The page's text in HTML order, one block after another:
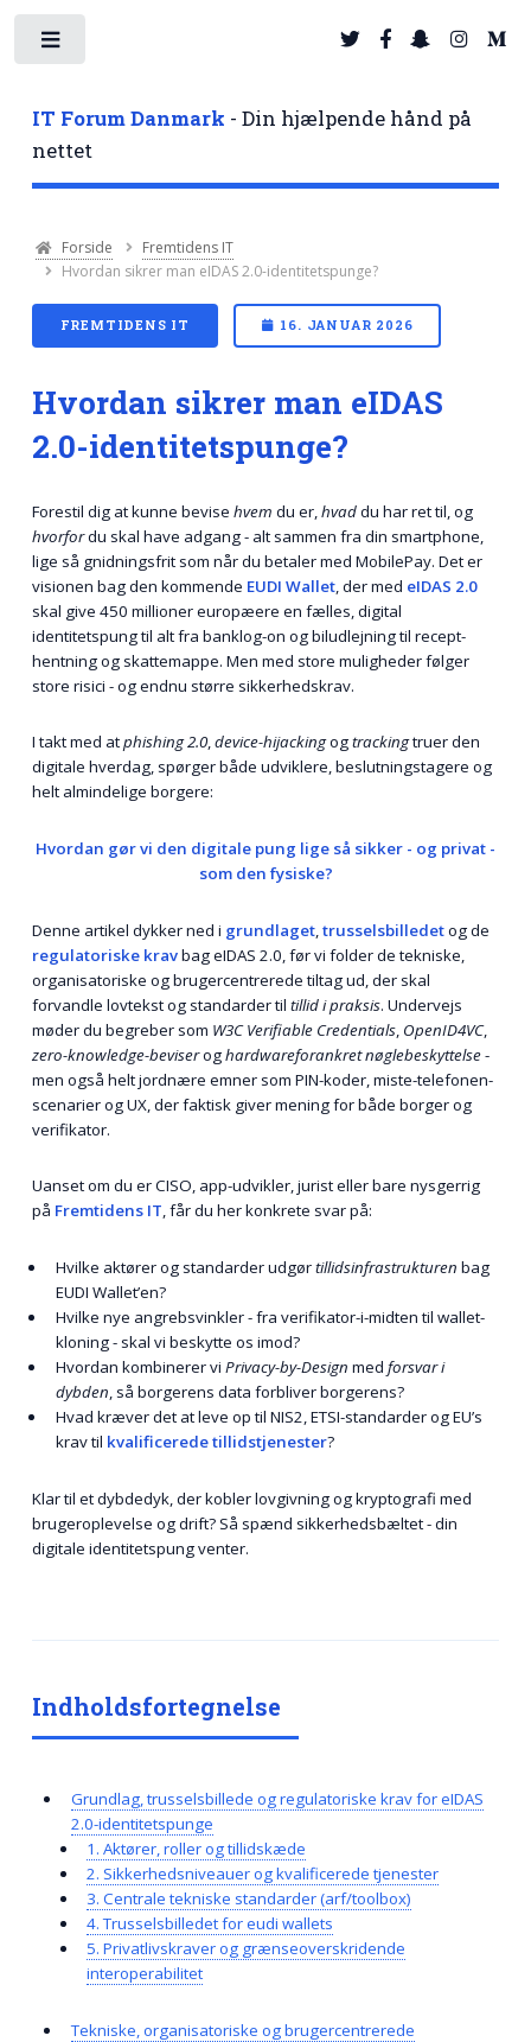
IT Forum Danmark - Din hjælpende hånd på
nettet
Forside
Fremtidens IT
Hvordan sikrer man eIDAS 2.0-identitetspunge?
FREMTIDENS IT 16. JANUAR 2026
Hvordan sikrer man eIDAS
2.0-identitetspunge?
Forestil dig at kunne bevise hvem du er,hvaddu har ret til, og
hvorfordu skal have adgang - alt sammen fra din smartphone,
lige så gnidningsfrit som når du betaler med MobilePay. Det er
visionen bag den kommende EUDI Wallet, der med eIDAS 2.0
skal give 450 millioner europæere en fælles, digital
identitetspung til alt fra bank­log-on og biludlejning til recept­
hentning og skattemappe. Men med store muligheder følger
store risici - og endnu større sikkerhedskrav.
I takt med atphishing 2.0,device-hijackingogtrackingtruer den
digitale hverdag, spørger både udviklere, beslutnings­tagere og
helt almindelige borgere:
Hvordan gør vi den digitale pung lige så sikker - og privat -
som den fysiske?
Denne artikel dykker ned i grundlaget, trusselsbilledetog de
regulatoriske kravbag eIDAS 2.0, før vi folder de tekniske,
organisatoriske og bruger­centrerede tiltag ud, der skal
forvandle lovtekst og standarder til tillid i praksis. Undervejs
møder du begreber som W3C Verifiable Credentials, OpenID4VC,
zero-knowledge-beviseroghardwareforankret nøgle­beskyttelse-
men også helt jordnære emner som PIN-koder, miste-telefonen-
scenarier og UX, der faktisk giver mening for både borger og
verifikator.
Uanset om du er CISO, app-udvikler, jurist eller bare nysgerrig
på Fremtidens IT, får du her konkrete svar på:
Hvilke aktører og standarder udgørtillids­infrastrukturen bag
EUDI Wallet’en?
Hvilke nye angrebsvinkler - fra verifikator-i-midten til wallet-
kloning - skal vi beskytte os imod?
Hvordan kombinerer vi Privacy-by-Design med forsvar i
dybden, så borgerens data forbliver borgerens?
Hvad kræver det at leve op til NIS2, ETSI-standarder og EU’s
krav til kvalificerede tillidstjenester?
Klar til et dybde­dyk, der kobler lovgivning og kryptografi med
brugeroplevelse og drift? Så spænd sikkerheds­bæltet - din
digitale identitetspung venter.
Indholdsfortegnelse
Grundlag, trusselsbillede og regulatoriske krav for eIDAS
2.0-identitetspunge
1. Aktører, roller og tillidskæde
2. Sikkerhedsniveauer og kvalificerede tjenester
3. Centrale tekniske standarder (arf/toolbox)
4. Trusselsbilledet for eudi wallets
5. Privatlivskraver og grænseoverskridende
interoperabilitet
Tekniske, organisatoriske og brugercentrerede